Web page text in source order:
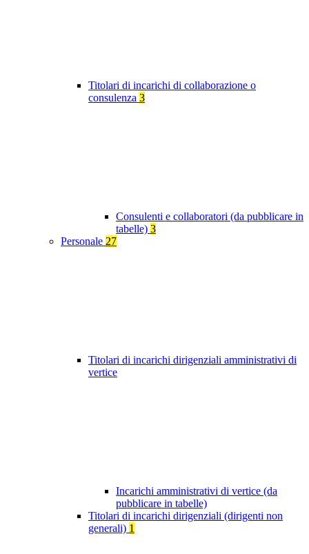
Titolari di incarichi di collaborazione o
consulenza 3
Consulenti e collaboratori (da pubblicare in
tabelle) 3
Personale 27
Titolari di incarichi dirigenziali amministrativi di
vertice
Incarichi amministrativi di vertice (da
pubblicare in tabelle)
Titolari di incarichi dirigenziali (dirigenti non
generali) 1